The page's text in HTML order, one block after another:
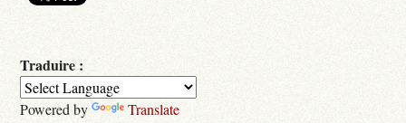
Traduire :
Powered by Translate